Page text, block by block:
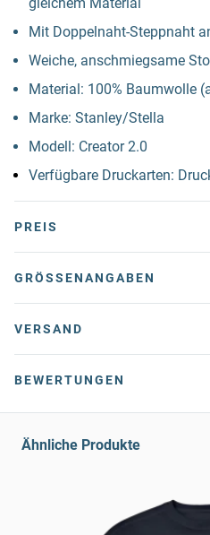
Mit Doppelnaht-Steppnaht
Weiche, anschmiegsame
Material: 100% Baumwolle
Marke: Stanley/Stella
Modell: Creator 2.0
Verfügbare Druckarten:
PREIS
GRÖSSENANGABEN
VERSAND
BEWERTUNGEN
Ähnliche Produkte